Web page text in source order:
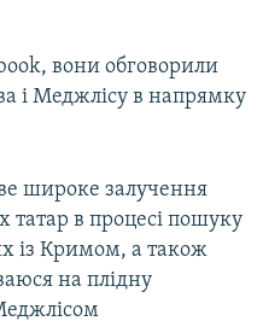
вони обговорили
і Меджлісу в напрямку
широке залучення
татар в процесі пошуку
із Кримом, а також
на плідну